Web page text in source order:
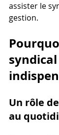
assister le
gestion.
Un rôle
au